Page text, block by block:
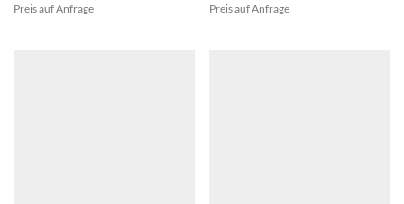
Preis auf Anfrage Preis auf Anfrage